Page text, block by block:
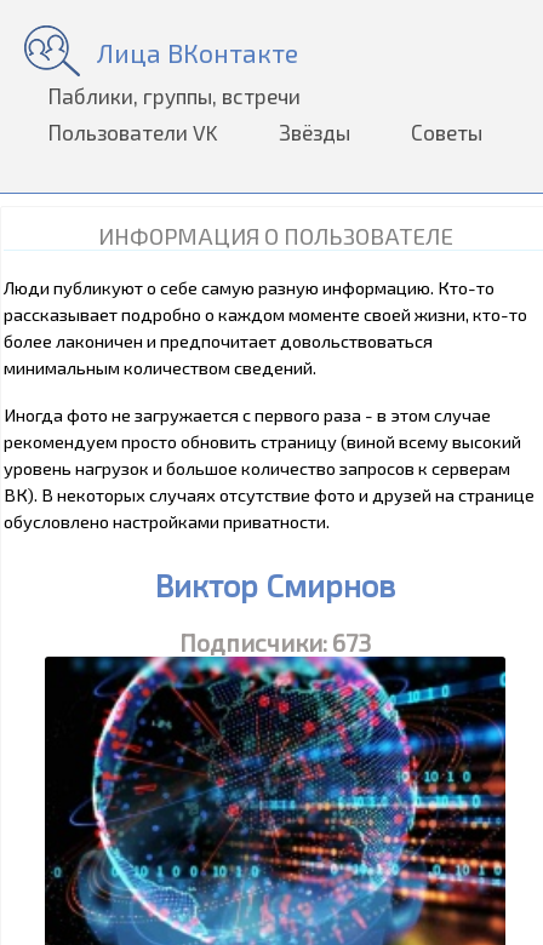
Лица ВКонтакте
Паблики, группы, встречи
Пользователи VK
Звёзды Советы
ИНФОРМАЦИЯ О ПОЛЬЗОВАТЕЛЕ
Люди публикуют о себе самую разную информацию. Кто-то
рассказывает подробно о каждом моменте своей жизни, кто-то
более лаконичен и предпочитает довольствоваться
минимальным количеством сведений.
Иногда фото не загружается с первого раза - в этом случае
рекомендуем просто обновить страницу (виной всему высокий
уровень нагрузок и большое количество запросов к серверам
ВК). В некоторых случаях отсутствие фото и друзей на странице
обусловлено настройками приватности.
Виктор Смирнов
Подписчики: 673